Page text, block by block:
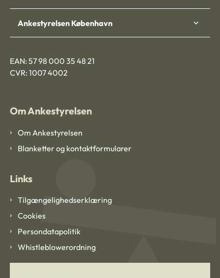
Ankestyrelsen København
EAN: 57 98 000 35 48 21
CVR: 1007 4002
Om Ankestyrelsen
Om Ankestyrelsen
Blanketter og kontaktformularer
Links
Tilgængelighedserklæring
Cookies
Persondatapolitik
Whistleblowerordning